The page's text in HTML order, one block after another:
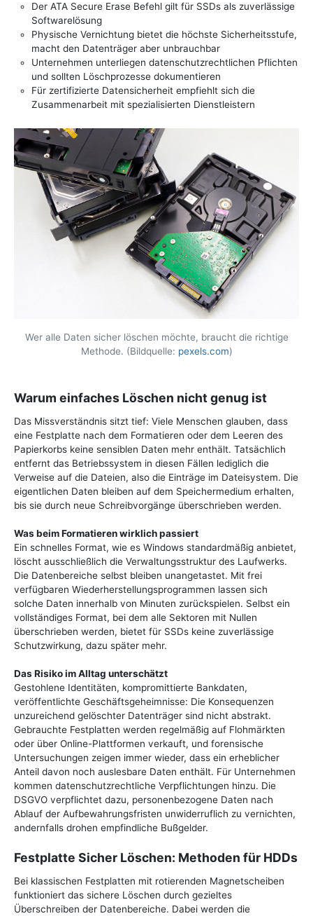
Der ATA Secure Erase Befehl gilt für SSDs als zuverlässige
Softwarelösung
Physische Vernichtung bietet die höchste Sicherheitsstufe,
macht den Datenträger aber unbrauchbar
Unternehmen unterliegen datenschutzrechtlichen Pflichten
und sollten Löschprozesse dokumentieren
Für zertifizierte Datensicherheit empfiehlt sich die
Zusammenarbeit mit spezialisierten Dienstleistern
Wer alle Daten sicher löschen möchte, braucht die richtige
Methode. (Bildquelle: pexels.com)
Warum einfaches Löschen nicht genug ist
Das Missverständnis sitzt tief: Viele Menschen glauben, dass
eine Festplatte nach dem Formatieren oder dem Leeren des
Papierkorbs keine sensiblen Daten mehr enthält. Tatsächlich
entfernt das Betriebssystem in diesen Fällen lediglich die
Verweise auf die Dateien, also die Einträge im Dateisystem. Die
eigentlichen Daten bleiben auf dem Speichermedium erhalten,
bis sie durch neue Schreibvorgänge überschrieben werden.
Was beim Formatieren wirklich passiert
Ein schnelles Format, wie es Windows standardmäßig anbietet,
löscht ausschließlich die Verwaltungsstruktur des Laufwerks.
Die Datenbereiche selbst bleiben unangetastet. Mit frei
verfügbaren Wiederherstellungsprogrammen lassen sich
solche Daten innerhalb von Minuten zurückspielen. Selbst ein
vollständiges Format, bei dem alle Sektoren mit Nullen
überschrieben werden, bietet für SSDs keine zuverlässige
Schutzwirkung, dazu später mehr.
Das Risiko im Alltag unterschätzt
Gestohlene Identitäten, kompromittierte Bankdaten,
veröffentlichte Geschäftsgeheimnisse: Die Konsequenzen
unzureichend gelöschter Datenträger sind nicht abstrakt.
Gebrauchte Festplatten werden regelmäßig auf Flohmärkten
oder über Online-Plattformen verkauft, und forensische
Untersuchungen zeigen immer wieder, dass ein erheblicher
Anteil davon noch auslesbare Daten enthält. Für Unternehmen
kommen datenschutzrechtliche Verpflichtungen hinzu. Die
DSGVO verpflichtet dazu, personenbezogene Daten nach
Ablauf der Aufbewahrungsfristen unwiderruflich zu vernichten,
andernfalls drohen empfindliche Bußgelder.
Festplatte Sicher Löschen: Methoden für HDDs
Bei klassischen Festplatten mit rotierenden Magnetscheiben
funktioniert das sichere Löschen durch gezieltes
Überschreiben der Datenbereiche. Dabei werden die